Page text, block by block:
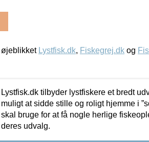
øjeblikket Lystfisk.dk, Fiskegrej.dk og
Lystfisk.dk tilbyder lystfiskere et bredt
muligt at sidde stille og roligt hjemme i
skal bruge for at få nogle herlige
deres udvalg.